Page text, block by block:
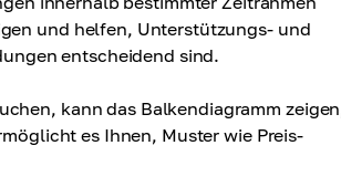
und helfen, Unterstützungs- und
entscheidend sind.
kann das Balkendiagramm
es Ihnen, Muster wie Preis-